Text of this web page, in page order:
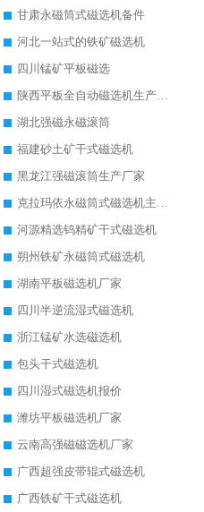
甘肃永磁筒式磁选机备件
河北一站式的铁矿磁选机
四川锰矿平板磁选
陕西平板全自动磁选机生产厂家
湖北强磁永磁滚筒
福建砂土矿干式磁选机
黑龙江强磁滚筒生产厂家
克拉玛依永磁筒式磁选机主要技术参数
河源精选钨精矿干式磁选机
朔州铁矿永磁筒式磁选机
湖南平板磁选机厂家
四川半逆流湿式磁选机
浙江锰矿水选磁选机
包头干式磁选机
四川湿式磁选机报价
潍坊平板磁选机厂家
云南高强磁磁选机厂家
广西超强皮带辊式磁选机
广西铁矿干式磁选机